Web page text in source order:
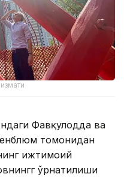
Фавқулодда ва
томонидан
ижтимоий
ўрнатилиши